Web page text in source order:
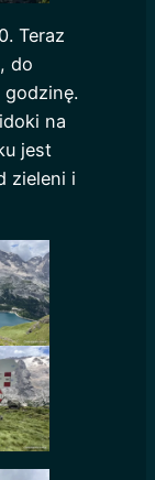
Teraz
do
na
jest
zieleni i